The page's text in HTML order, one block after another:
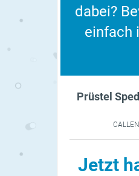
dabei?
einfach
Prüstel
Jetzt